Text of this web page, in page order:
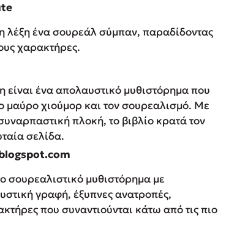
λέξη ένα σουρεάλ σύμπαν, παραδίδοντας
χαρακτήρες.
είναι ένα απολαυστικό μυθιστόρημα που
μαύρο χιούμορ και τον σουρεαλισμό. Με
πλοκή, το βιβλίο κρατά τον
σελίδα.
σουρεαλιστικό μυθιστόρημα με
γραφή, έξυπνες ανατροπές,
που συναντιούνται κάτω από τις πιο